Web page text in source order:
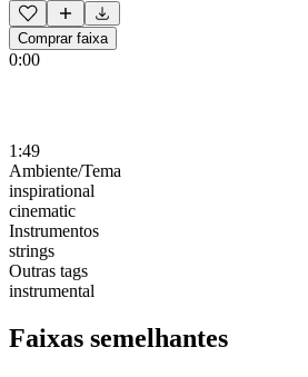
Comprar faixa
0:00
1:49
Ambiente/Tema
inspirational
cinematic
Instrumentos
strings
Outras tags
instrumental
Faixas semelhantes